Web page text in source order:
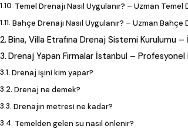
Temel Drenajı Nasıl Uygulanır? – Uzman Temel
Bahçe Drenajı Nasıl Uygulanır? – Uzman Bahçe
Bina, Villa Etrafına Drenaj Sistemi Kurulumu
Drenaj Yapan Firmalar İstanbul –
Drenaj işini kim yapar?
Drenaj ne demek?
Drenajın metresi ne kadar?
Temelden gelen su nasıl önlenir?